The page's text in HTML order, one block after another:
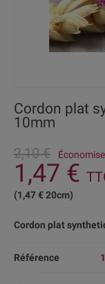
Cordon plat
10mm
2,10 €
1,47 €
(1,47 € 20cm)
Cordon plat
Référence